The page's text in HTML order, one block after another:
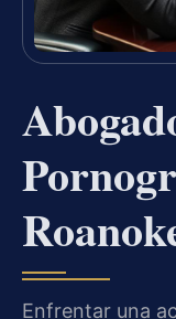
Enfrentar una